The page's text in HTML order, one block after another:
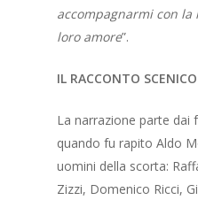
accompagnarmi con
loro amore”.
IL RACCONTO SCENICO
La narrazione parte dai
quando fu rapito Aldo
uomini della scorta:
Zizzi, Domenico Ricci,